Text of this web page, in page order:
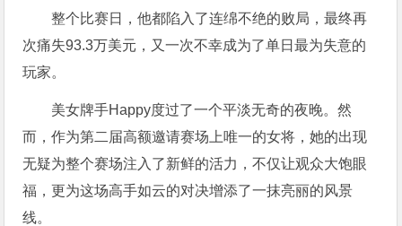
整个比赛日，他都陷入了连绵不绝的败局，最终再
次痛失93.3万美元，又一次不幸成为了单日最为失意的
玩家。
美女牌手Happy度过了一个平淡无奇的夜晚。然
而，作为第二届高额邀请赛场上唯一的女将，她的出现
无疑为整个赛场注入了新鲜的活力，不仅让观众大饱眼
福，更为这场高手如云的对决增添了一抹亮丽的风景
线。